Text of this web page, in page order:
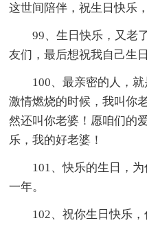
这世间陪伴，祝生日快乐
99、生日快乐，又老
友们，最后想祝我自己生
100、最亲密的人，
激情燃烧的时候，我叫你
然还叫你老婆！愿咱们的
乐，我的好老婆！
101、快乐的生日，
一年。
102、祝你生日快乐